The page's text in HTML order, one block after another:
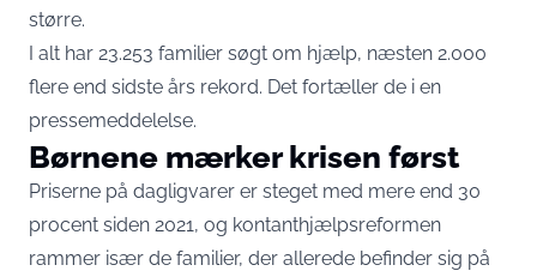
større.
I alt har 23.253 familier søgt om hjælp, næsten 2.000
flere end sidste års rekord. Det fortæller de i en
pressemeddelelse.
Børnene mærker krisen først
Priserne på dagligvarer er steget med mere end 30
procent siden 2021, og kontanthjælpsreformen
rammer især de familier, der allerede befinder sig på